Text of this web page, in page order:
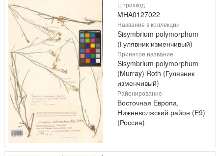
Штрихкод
MHA0127022
Название в коллекции
Sisymbrium polymorphum
(Гулявник изменчивый)
Принятое название
Sisymbrium polymorphum
(Murray) Roth (Гулявник
изменчивый)
Районирование
Восточная Европа,
Нижневолжский район (E9)
(Россия)